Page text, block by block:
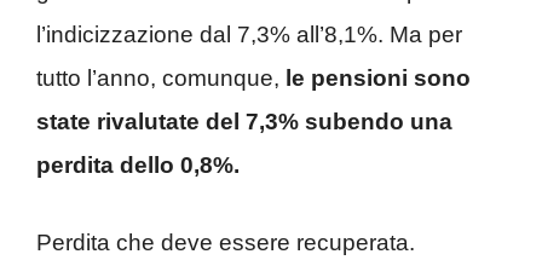
l’indicizzazione dal 7,3% all’8,1%. Ma per
tutto l’anno, comunque, le pensioni sono
state rivalutate del 7,3% subendo una
perdita dello 0,8%.
Perdita che deve essere recuperata.